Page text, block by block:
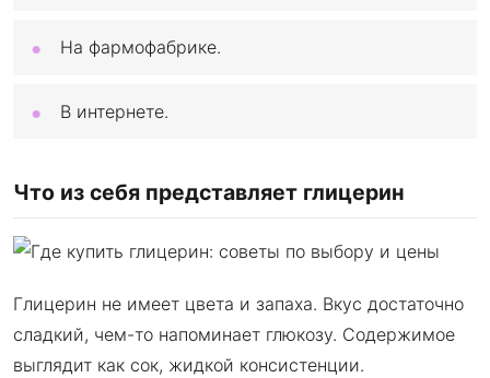
На фармофабрике.
В интернете.
Что из себя представляет глицерин
Глицерин не имеет цвета и запаха. Вкус достаточно
сладкий, чем-то напоминает глюкозу. Содержимое
выглядит как сок, жидкой консистенции.